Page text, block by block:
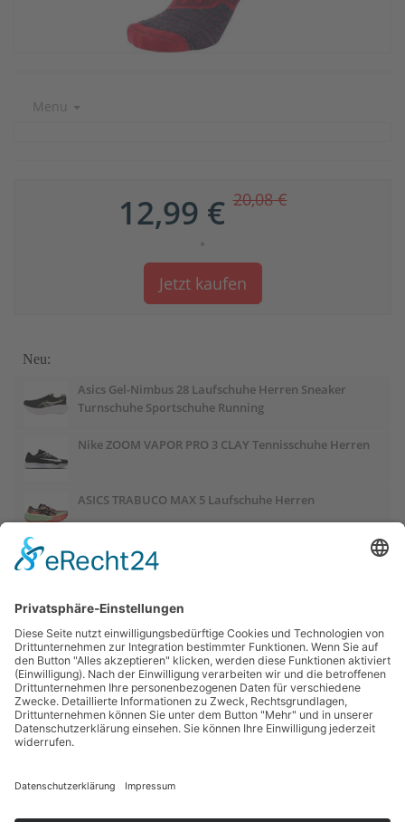
Menu
12,99 €20,08 €
*
Jetzt kaufen
Neu:
Asics Gel-Nimbus 28 Laufschuhe Herren Sneaker
Turnschuhe Sportschuhe Running
Nike ZOOM VAPOR PRO 3 CLAY Tennisschuhe Herren
ASICS TRABUCO MAX 5 Laufschuhe Herren
ASICS GEL-PULSE 17 Laufschuhe Damen
Salomon OUTCHILL Winterschuhe Damen
ASICS GEL-CUMULUS 28 Laufschuhe Damen
Trailrunnersdog